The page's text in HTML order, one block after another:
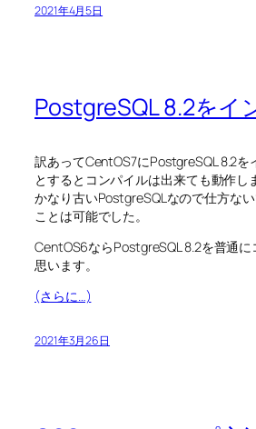
2021年4月5日
PostgreSQL 8.2をイ
訳あってCentOS7にPostgreSQL 8.2を
とするとコンパイルは出来ても動作し
かなり古いPostgreSQLなので仕方な
ことは可能でした。
CentOS6ならPostgreSQL 8.2を普通に
思います。
(さらに…)
2021年3月26日